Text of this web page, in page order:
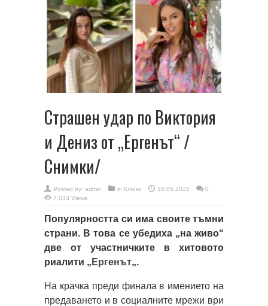
Страшен удар по Виктория
и Дениз от „Ергенът“ /
Снимки/
Posted by: admin in Клюки 16.05.2022
0
7,033 Views
Популярността си има своите тъмни
страни. В това се убедиха „на живо“
две от участничките в хитовото
риалити „ Ергенът„.
На крачка преди финала в имението на
предаването и в социалните мрежи ври